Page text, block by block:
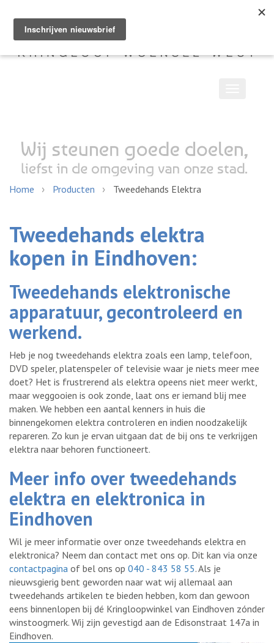
Home Producten Tweedehands Elektra
Tweedehands elektra
kopen in Eindhoven:
Tweedehands elektronische
apparatuur, gecontroleerd en
werkend.
Heb je nog tweedehands elektra zoals een lamp, telefoon,
DVD speler, platenspeler of televisie waar je niets meer mee
doet? Het is frustrerend als elektra opeens niet meer werkt,
maar weggooien is ook zonde, laat ons er iemand blij mee
maken. We hebben een aantal kenners in huis die
binnengekomen elektra controleren en indien noodzakelijk
repareren. Zo kun je ervan uitgaan dat de bij ons te verkrijgen
elektra naar behoren functioneert.
Meer info over tweedehands
elektra en elektronica in
Eindhoven
Wil je meer informatie over onze tweedehands elektra en
elektronica? Neem dan contact met ons op. Dit kan via onze
contactpagina of bel ons op 040 - 843 58 55. Als je
nieuwsgierig bent geworden naar wat wij allemaal aan
tweedehands artikelen te bieden hebben, kom dan gewoon
eens binnenlopen bij dé Kringloopwinkel van Eindhoven zónder
winstoogmerk. Wij zijn gevestigd aan de Edisonstraat 147a in
Eindhoven.